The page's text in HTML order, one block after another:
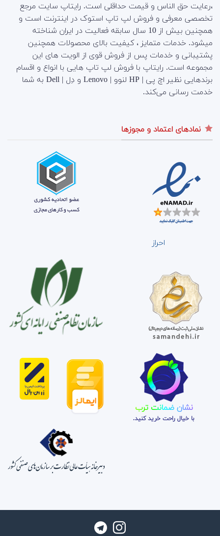
،رعایت حق الناس و قیمت حداقلی است. رایتاپ سایت مرجع
تخصصی معرفی و فروش لپ تاپ استوک در اینترنت است و
همچنین بیش از 10 سال سابقه فعالیت در ایران شناخته
میشود. خدمات متمایز ، کیفیت بالای محصولات همچنین
پشتیبانی و خدمات پس از فروش قوی از الویت های این
مجموعه است. رایتاپ با فروش لپ تاپ هایی با انواع و اقسام
برندهایی نظیر اچ پی | HP لنوو | Lenovo و دِل | Dell به شما
خدمت رسانی می‌کند.
نمادهای اعتماد و مجوزها
احراز
نشان ضمانت ترب
با خیال راحت خرید کنید.